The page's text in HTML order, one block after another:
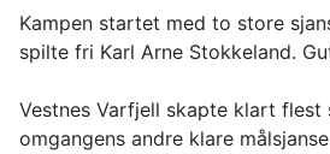
Kampen startet med to store
spilte fri Karl Arne Stokkeland.
Vestnes Varfjell skapte klart
omgangens andre klare